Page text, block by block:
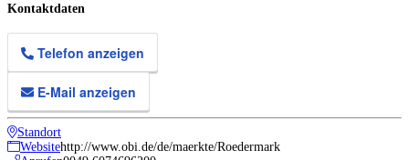
Kontaktdaten
Telefon anzeigen
E-Mail anzeigen
Standort
Websitehttp://www.obi.de/de/maerkte/Roedermark